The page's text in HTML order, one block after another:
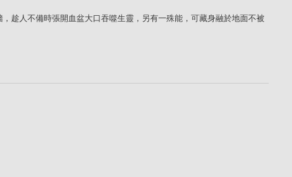
趁人不備時張開血盆大口吞噬生靈，另有一殊能，可藏身融於地面不被